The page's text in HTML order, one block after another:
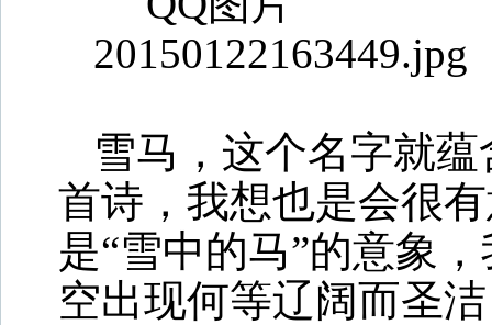
雪马，这个名字就
首诗，我想也是会很
是“雪中的马”的意象
空出现何等辽阔而圣